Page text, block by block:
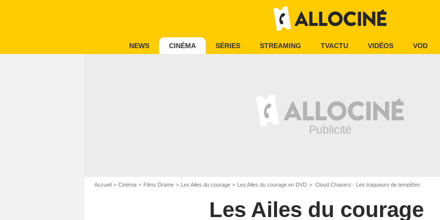
NEWS CINÉMA SÉRIES STREAMING TVACTU VIDÉOS VOD
Accueil Cinéma Films Drame Les Ailes du courage Les Ailes du courage en DVD Cloud Chasers - Les traqueurs de tempêtes
Les Ailes du courage